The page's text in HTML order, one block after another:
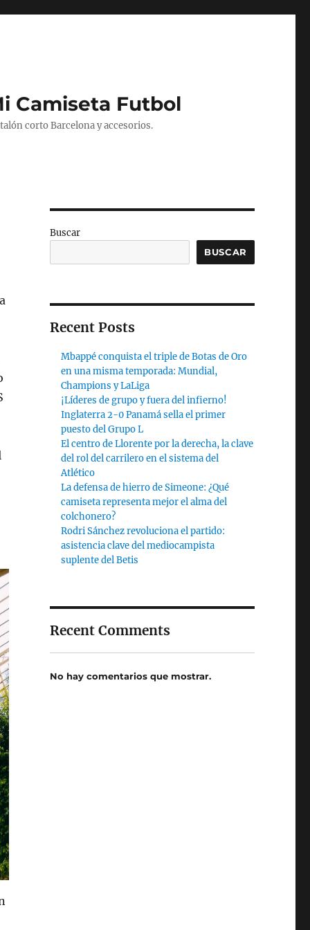
Camiseta Futbol
corto Barcelona y accesorios.
Buscar
BUSCAR
Recent Posts
Mbappé conquista el triple de Botas de Oro
en una misma temporada: Mundial,
Champions y LaLiga
¡Líderes de grupo y fuera del infierno!
Inglaterra 2-0 Panamá sella el primer
puesto del Grupo L
El centro de Llorente por la derecha, la clave
del rol del carrilero en el sistema del
Atlético
La defensa de hierro de Simeone: ¿Qué
camiseta representa mejor el alma del
colchonero?
Rodri Sánchez revoluciona el partido:
asistencia clave del mediocampista
suplente del Betis
Recent Comments
No hay comentarios que mostrar.